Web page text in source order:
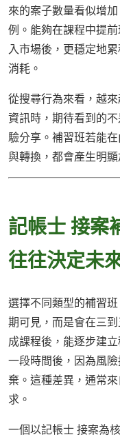
來的案子數量看似增
例。能夠在課程中提
入市場後，更穩定地
消耗。
從搜尋行為來看，越
資訊時，期待看到的
驗分享。補習班若能
與轉換，都會產生明顯
記帳士 接案
往往決定未
選擇不同類型的補習
期可見，而是會在三
成課程後，能逐步建
一段時間後，因為風
棄。這種差異，通常
求。
一個以記帳士 接案為